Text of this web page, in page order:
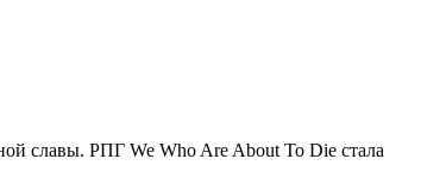
славы. РПГ We Who Are About To Die стала